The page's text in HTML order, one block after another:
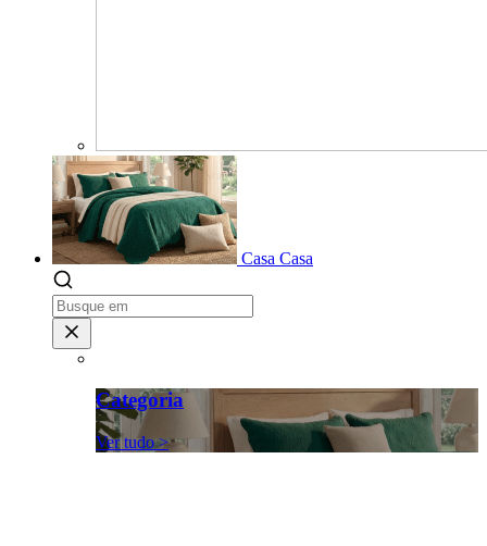
Casa Casa
Categoria
Ver tudo >